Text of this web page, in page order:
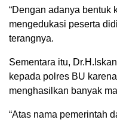
“Dengan adanya bentuk
mengedukasi peserta
terangnya.
Sementara itu,
kepada polres BU
menghasilkan banyak
“Atas nama pemerintah